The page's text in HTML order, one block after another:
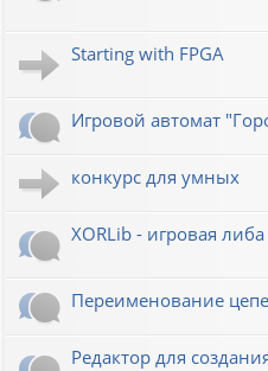
Starting with FPGA
Игровой автомат
конкурс для умных
XORLib - игровая
Переименование
Редактор для